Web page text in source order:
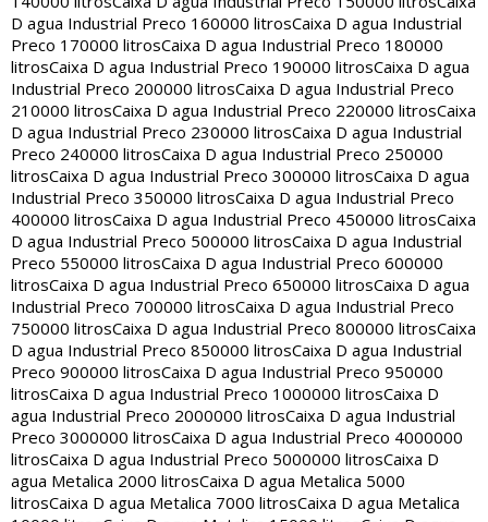
D agua Industrial Preco 160000 litrosCaixa D agua Industrial
Preco 170000 litrosCaixa D agua Industrial Preco 180000
litrosCaixa D agua Industrial Preco 190000 litrosCaixa D agua
Industrial Preco 200000 litrosCaixa D agua Industrial Preco
210000 litrosCaixa D agua Industrial Preco 220000 litrosCaixa
D agua Industrial Preco 230000 litrosCaixa D agua Industrial
Preco 240000 litrosCaixa D agua Industrial Preco 250000
litrosCaixa D agua Industrial Preco 300000 litrosCaixa D agua
Industrial Preco 350000 litrosCaixa D agua Industrial Preco
400000 litrosCaixa D agua Industrial Preco 450000 litrosCaixa
D agua Industrial Preco 500000 litrosCaixa D agua Industrial
Preco 550000 litrosCaixa D agua Industrial Preco 600000
litrosCaixa D agua Industrial Preco 650000 litrosCaixa D agua
Industrial Preco 700000 litrosCaixa D agua Industrial Preco
750000 litrosCaixa D agua Industrial Preco 800000 litrosCaixa
D agua Industrial Preco 850000 litrosCaixa D agua Industrial
Preco 900000 litrosCaixa D agua Industrial Preco 950000
litrosCaixa D agua Industrial Preco 1000000 litrosCaixa D
agua Industrial Preco 2000000 litrosCaixa D agua Industrial
Preco 3000000 litrosCaixa D agua Industrial Preco 4000000
litrosCaixa D agua Industrial Preco 5000000 litrosCaixa D
agua Metalica 2000 litrosCaixa D agua Metalica 5000
litrosCaixa D agua Metalica 7000 litrosCaixa D agua Metalica